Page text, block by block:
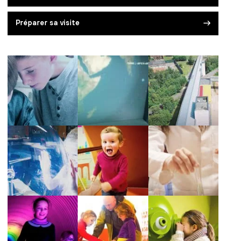
Préparer sa visite